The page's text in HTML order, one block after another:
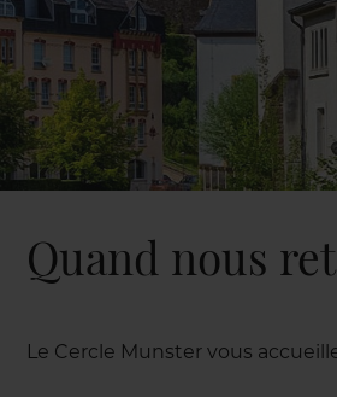
Quand nous
Le Cercle Munster vous